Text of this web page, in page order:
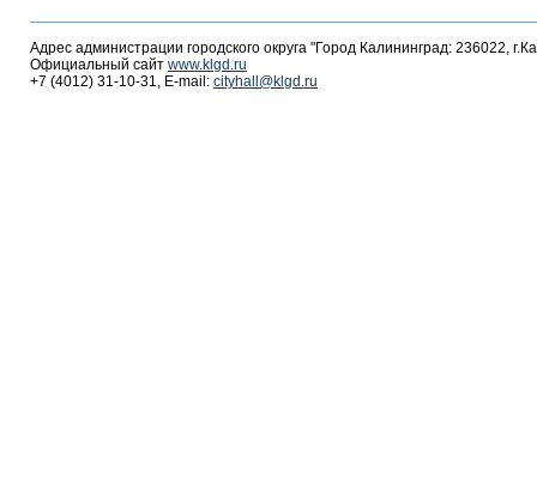
Адрес администрации городского округа "Город Калининград: 236022,
Официальный сайт www.klgd.ru
+7 (4012) 31-10-31, E-mail: cityhall@klgd.ru